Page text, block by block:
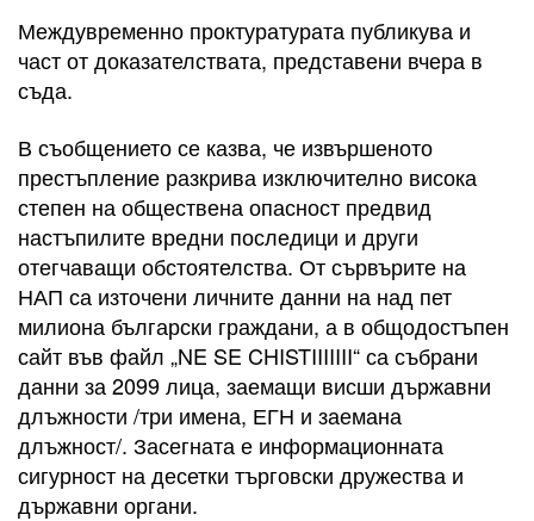
Междувременно проктуратурата публикува и
част от доказателствата, представени вчера в
съда.
В съобщението се казва, че извършеното
престъпление разкрива изключително висока
степен на обществена опасност предвид
настъпилите вредни последици и други
отегчаващи обстоятелства. От сървърите на
НАП са източени личните данни на над пет
милиона български граждани, а в общодостъпен
сайт във файл „NE SE CHISTIIIIIII“ са събрани
данни за 2099 лица, заемащи висши държавни
длъжности /три имена, ЕГН и заемана
длъжност/. Засегната е информационната
сигурност на десетки търговски дружества и
държавни органи.